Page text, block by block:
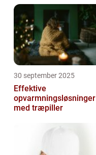
30 september 2025
Effektive
opvarmningsløsninger
med træpiller